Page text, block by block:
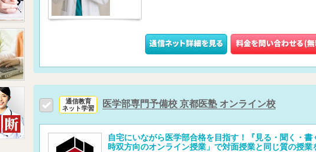
通信教育
ネット学習
医学部専門予備校 京都医塾 オンライン校
自宅にいながら医学部合格を目指す！『見る・聞く・
時双方向のオンライン授業」で対面授業と同じ質の授業